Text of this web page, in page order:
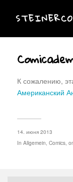
К сожалению,
Американский
14. июня 2013
In Allgemein, Comics,